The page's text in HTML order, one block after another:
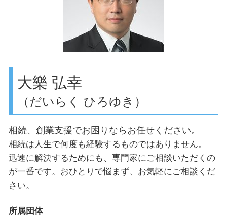
会計ソフト導入 補助金
世田谷区 創業支援
渋谷区 助成金申請
目黒区 税理士事務所
世田谷区 決算申告
創業支援 目黒区
大樂 弘幸
（だいらく ひろゆき）
相続、創業支援でお困りならお任せください。
相続は人生で何度も経験するものではありません。
迅速に解決するためにも、専門家にご相談いただくの
が一番です。おひとりで悩まず、お気軽にご相談くだ
さい。
所属団体